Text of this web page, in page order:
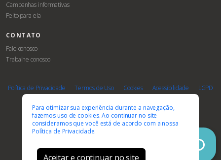
Campanhas informativas
Feito para ela
CONTATO
Fale conosco
Trabalhe conosco
Política de Privacidade Termos de Uso Cookies Acessibilidade LGPD
PARCEIROS E AFILIAÇÕES
Para otimizar sua experiência durante a navegação,
fazemos uso de cookies. Ao continuar no site
consideramos que você está de acordo com a nossa
Política de Privacidade.
Aceitar e continuar no site